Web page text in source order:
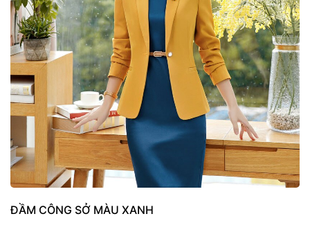
ĐẦM CÔNG SỞ MÀU XANH